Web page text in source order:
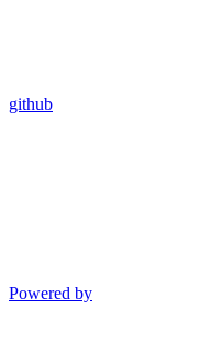
github
Powered by